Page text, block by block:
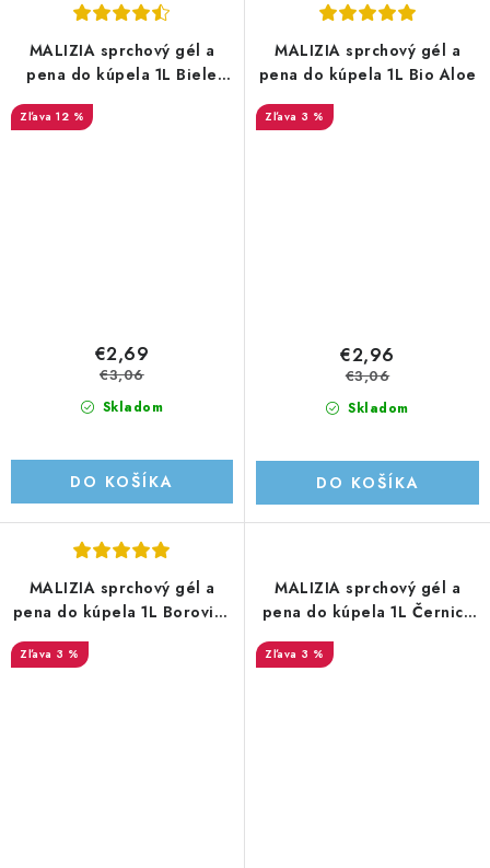
MALIZIA sprchový gél a
pena do kúpela 1L Biele
12 %
Skladom
€2,69
€3,06
DO KOŠÍKA
MALIZIA sprchový gél a
pena do kúpela 1L Bio Aloe
3 %
Skladom
€2,96
€3,06
DO KOŠÍKA
MALIZIA sprchový gél a
pena do kúpela 1L Borovica
3 %
MALIZIA sprchový gél a
pena do kúpela 1L Černica
3 %